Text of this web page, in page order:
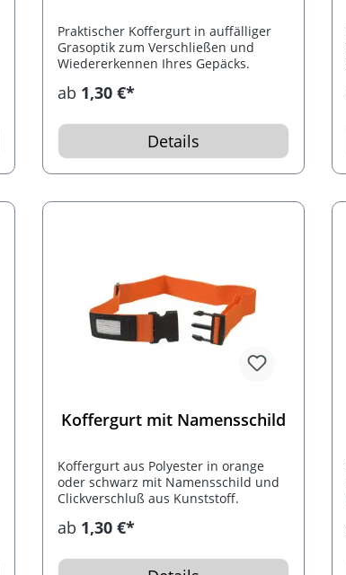
Praktischer Koffergurt in auffälliger
Grasoptik zum Verschließen und
Wiedererkennen Ihres Gepäcks.
ab 1,30 €*
Details
Koffergurt mit Namensschild
Koffergurt aus Polyester in orange
oder schwarz mit Namensschild und
Clickverschluß aus Kunststoff.
ab 1,30 €*